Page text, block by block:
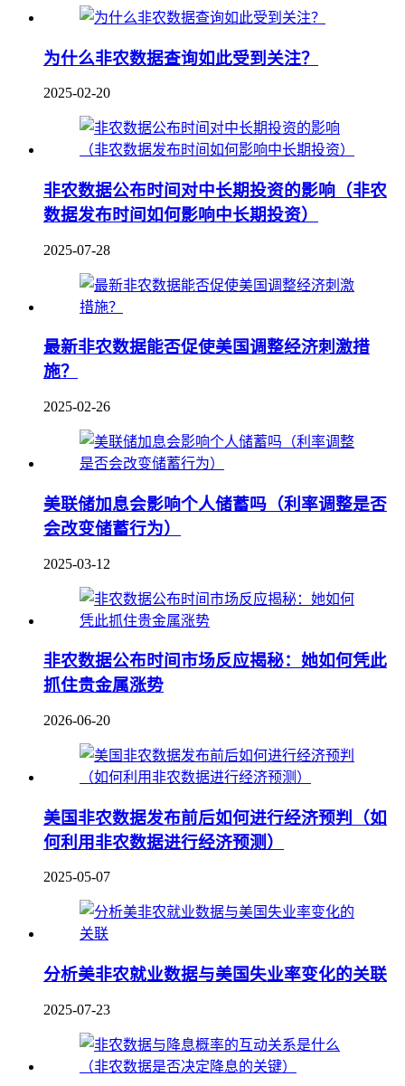
为什么非农数据查询如此受到关注？
2025-02-20
非农数据公布时间对中长期投资的影响（非农
数据发布时间如何影响中长期投资）
2025-07-28
最新非农数据能否促使美国调整经济刺激措
施？
2025-02-26
美联储加息会影响个人储蓄吗（利率调整是否
会改变储蓄行为）
2025-03-12
非农数据公布时间市场反应揭秘：她如何凭此
抓住贵金属涨势
2026-06-20
美国非农数据发布前后如何进行经济预判（如
何利用非农数据进行经济预测）
2025-05-07
分析美非农就业数据与美国失业率变化的关联
2025-07-23